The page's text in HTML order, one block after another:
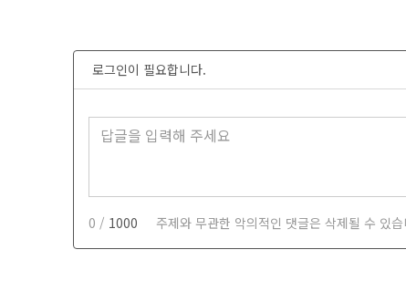
로그인이 필요합니다.
0 / 1000 주제와 무관한 악의적인 댓글은 삭제될 수 있